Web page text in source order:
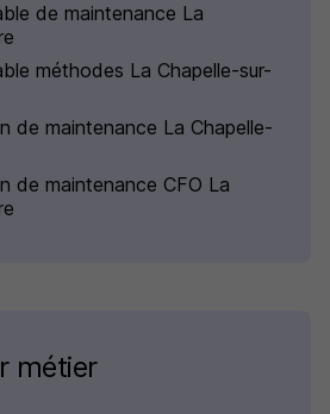
de maintenance La
méthodes La Chapelle-sur-
de maintenance La Chapelle-
de maintenance CFO La
métier